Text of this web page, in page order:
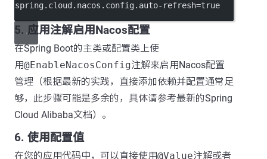
spring.cloud.nacos.config.auto-refresh=true
5. 应用注解启用Nacos配置
在Spring Boot的主类或配置类上使
用@EnableNacosConfig注解来启用Nacos配置
管理（根据最新的实践，直接添加依赖并配置通常足
够，此步骤可能是多余的，具体请参考最新的Spring
Cloud Alibaba文档）。
6. 使用配置值
在您的应用代码中，可以直接使用@Value注解或者